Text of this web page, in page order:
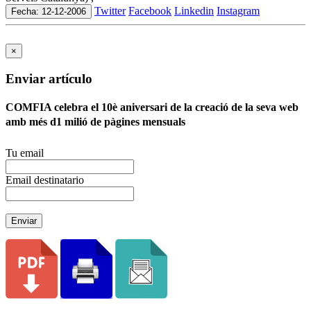
Fecha: 12-12-2006 Twitter Facebook Linkedin Instagram
×
Enviar artículo
COMFIA celebra el 10è aniversari de la creació de la seva web
amb més d1 milió de pàgines mensuals
Tu email
Email destinatario
Enviar